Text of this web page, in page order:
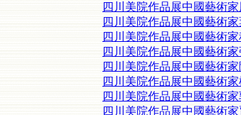
四川美院作品展中國藝術
四川美院作品展中國藝術
四川美院作品展中國藝術
四川美院作品展中國藝術家
四川美院作品展中國藝術
四川美院作品展中國藝術
四川美院作品展中國藝術
四川美院作品展中國藝術